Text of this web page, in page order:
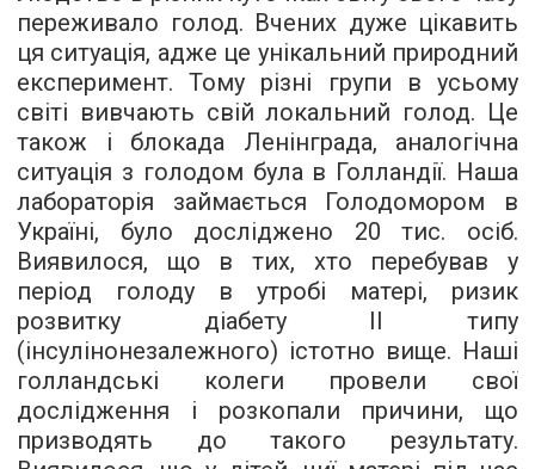
переживало голод. Вчених дуже цікавить
ця ситуація, адже це унікальний природний
експеримент. Тому різні групи в усьому
світі вивчають свій локальний голод. Це
також і блокада Ленінграда, аналогічна
ситуація з голодом була в Голландії. Наша
лабораторія займається Голодомором в
Україні, було досліджено 20 тис. осіб.
Виявилося, що в тих, хто перебував у
період голоду в утробі матері, ризик
розвитку діабету II типу
(інсулінонезалежного) істотно вище. Наші
голландські колеги провели свої
дослідження і розкопали причини, що
призводять до такого результату.